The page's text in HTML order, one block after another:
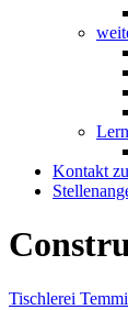
Kontakt
Tischlerei